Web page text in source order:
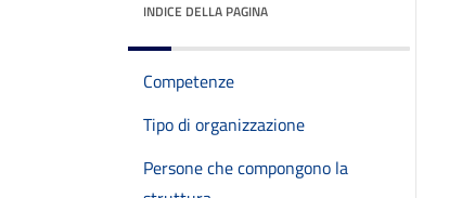
INDICE DELLA PAGINA
Competenze
Tipo di organizzazione
Persone che compongono la